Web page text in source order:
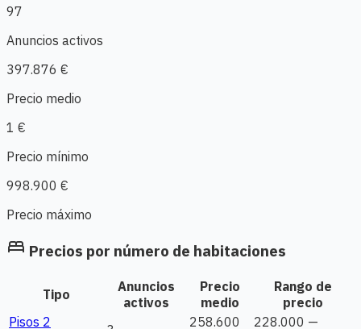
97
Anuncios activos
397.876 €
Precio medio
1 €
Precio mínimo
998.900 €
Precio máximo
bed Precios por número de habitaciones
Tipo
Anuncios
activos
Precio
medio
Rango de
precio
Pisos 2
258.600
228.000 —